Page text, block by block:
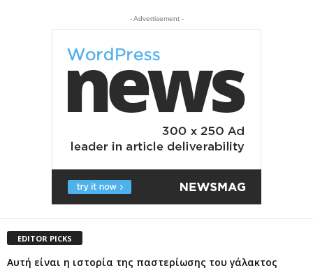
- Advertisement -
EDITOR PICKS
Αυτή είναι η ιστορία της παστερίωσης του γάλακτος